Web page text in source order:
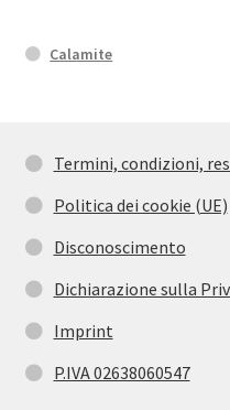
Calamite
Termini, condizioni,
Politica dei cookie (UE)
Disconoscimento
Dichiarazione sulla
Imprint
P.IVA 02638060547